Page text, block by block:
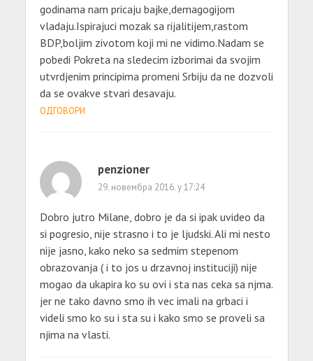
godinama nam pricaju bajke,demagogijom
vladaju.Ispirajuci mozak sa rijalitijem,rastom
BDP,boljim zivotom koji mi ne vidimo.Nadam se
pobedi Pokreta na sledecim izborimai da svojim
utvrdjenim principima promeni Srbiju da ne dozvoli
da se ovakve stvari desavaju.
ОДГОВОРИ
penzioner
29. новембра 2016. у 17:24
Dobro jutro Milane, dobro je da si ipak uvideo da
si pogresio, nije strasno i to je ljudski. Ali mi nesto
nije jasno, kako neko sa sedmim stepenom
obrazovanja ( i to jos u drzavnoj instituciji) nije
mogao da ukapira ko su ovi i sta nas ceka sa njma.
jer ne tako davno smo ih vec imali na grbaci i
videli smo ko su i sta su i kako smo se proveli sa
njima na vlasti.